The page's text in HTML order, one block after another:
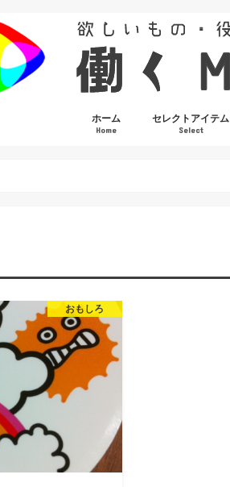
ホーム
Home
セレクトアイテム
Select
おもしろ